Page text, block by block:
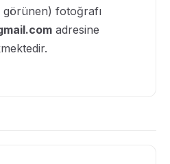
fotoğrafı
adresine